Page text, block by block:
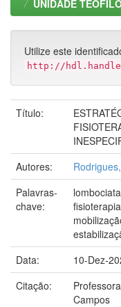
UNIDADE
Utilize este
http://
Título:
Autores:
Palavras-
chave:
fisioterapia
Data:
10-Dez-
Citação:
Campos